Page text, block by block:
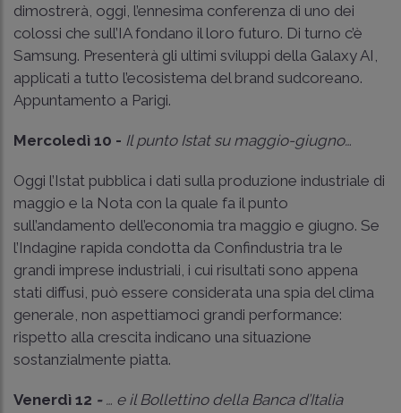
dimostrerà, oggi, l’ennesima conferenza di uno dei
colossi che sull’IA fondano il loro futuro. Di turno c’è
Samsung. Presenterà gli ultimi sviluppi della Galaxy AI,
applicati a tutto l’ecosistema del brand sudcoreano.
Appuntamento a Parigi.
Mercoledì 10 - Il punto Istat su maggio-giugno…
Oggi l’Istat pubblica i dati sulla produzione industriale di
maggio e la Nota con la quale fa il punto
sull’andamento dell’economia tra maggio e giugno. Se
l’Indagine rapida condotta da Confindustria tra le
grandi imprese industriali, i cui risultati sono appena
stati diffusi, può essere considerata una spia del clima
generale, non aspettiamoci grandi performance:
rispetto alla crescita indicano una situazione
sostanzialmente piatta.
Venerdì 12 - … e il Bollettino della Banca d’Italia